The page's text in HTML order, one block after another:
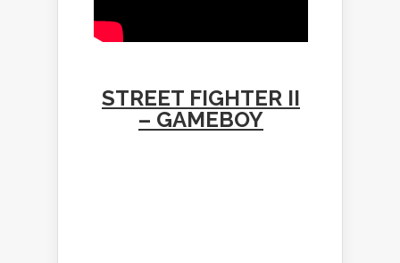
STREET FIGHTER II
– GAMEBOY